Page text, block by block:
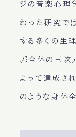
ジの音楽心
わった研究で
する多くの生
郭全体の三次
よって達成さ
のような身体